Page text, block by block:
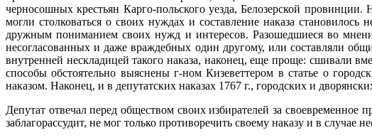
черносошных крестьян Карго-польского уезда, Белозерской
могли столковаться о своих нуждах и составление наказа
дружным пониманием своих нужд и интересов. Разошедшиеся во
несогласованных и даже враждебных один другому, или составляли
внутренней нескладицей такого наказа, наконец, еще проще: сшивали
способы обстоятельно выяснены г-ном Кизеветтером в статье о
наказом. Наконец, и в депутатских наказах 1767 г., городских и
Депутат отвечал перед обществом своих избирателей за своевременное
заблагорассудит, не мог только противоречить своему наказу и в